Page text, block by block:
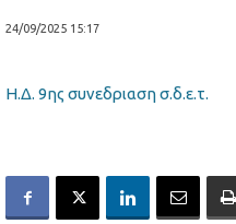
24/09/2025 15:17
Η.Δ. 9ης συνεδριαση σ.δ.ε.τ.